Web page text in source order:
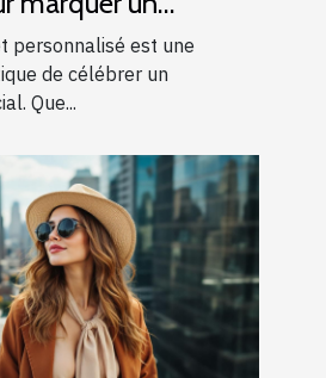
personnalisé est une
de célébrer un
Que...